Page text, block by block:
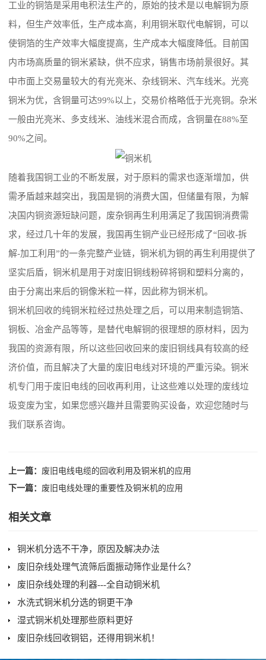
工业的铜箔是采用电积法生产的，原始的技术是以电解铜为原
料，但生产效率低，生产成本高，利用铜米取代电解铜，可以
使铜箔的生产效率大幅度提高，生产成本大幅度降低。目前国
内市场高质量的铜米紧缺，供不应求，销售市场前景很好。其
中市面上交易量较大的有光亮米、杂线铜米、汽车线米。光亮
铜米为优，含铜量可达99%以上，交易价格略低于光亮铜。杂米
一般由光亮米、多支线米、油线米混合而成，含铜量在88%至
90%之间。
随着我国铜工业的不断发展，对于原料的需求也逐渐增加，供
需矛盾越来越突出，我国是铜的消费大国，但储量有限，为解
决国内铜资源短缺问题，废杂铜再生利用满足了我国铜消费需
求，经过几十年的发展，我国再生铜产业已经形成了“回收-拆
解-加工利用”的一条完整产业链，铜米机为铜的再生利用提供了
坚实后盾，铜米机是用于对废旧铜线粉碎将铜和塑料分离的，
由于分离出来后的铜像米粒一样，因此称为铜米机。
铜米机回收的纯铜米粒经过热处理之后，可以用来制造铜箔、
铜板、冶金产品等等，是替代电解铜的很理想的原材料，因为
我国的资源有限，所以这些回收回来的废旧铜线具有较高的经
济价值，而且解决了大量的废旧电线对环境的严重污染。铜米
机专门用于废旧电线的回收再利用，让这些难以处理的废线垃
圾变废为宝，如果您感兴趣并且需要购买设备，欢迎您随时与
我们联系咨询。
上一篇： 废旧电线电缆的回收利用及铜米机的应用
下一篇： 废旧电线处理的重要性及铜米机的应用
相关文章
铜米机分选不干净，原因及解决办法
废旧杂线处理气流筛后面振动筛作业是什么？
废旧杂线处理的利器---全自动铜米机
水洗式铜米机分选的铜更干净
湿式铜米机处理那些原料更好
废旧杂线回收铜铝，还得用铜米机！